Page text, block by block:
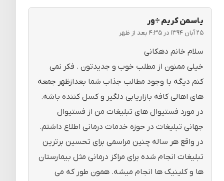
یاسمن کریم ÷ور
۲۵ آبان ۱۳۹۴ در ۴:۳۵ بعد از ظهر
سلام خانم دهکانی
خیلی ممنون از مطلب خوب و جدیدتون . فکر نمی
کنم دیگه با وجود مطالب جذاب شما بعدازظهر جمعه
های اهالی کافه بازاریابی دلگیر و کسل کننده باشه.
در مورد فستیوال های تبلیغات من از فستیوال
جهانی تبلیغات در حوزه خدمات درمانی اطلاع داشتم.
در واقع هر ساله چنین مراسمی برای تحسین برترین
تبلیغات انجام شده برای مراکز درمانی مثل بیمارستان
ها و کلینیک ها انجام میشه. همون طور که می